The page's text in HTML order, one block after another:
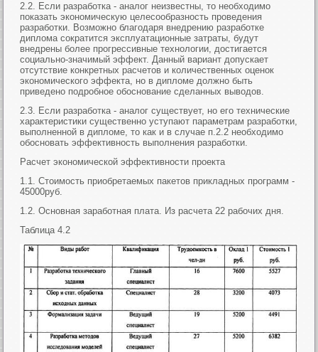
2.2. Если разработка - аналог неизвестны, то необходимо
показать экономическую целесообразность проведения
разработки. Возможно благодаря внедрению разработке
диплома сократится эксплуатационные затраты, будут
внедрены более прогрессивные технологии, достигается
социально-значимый эффект. Данный вариант допускает
отсутствие конкретных расчетов и количественных оценок
экономического эффекта, но в дипломе должно быть
приведено подробное обоснование сделанных выводов.
2.3. Если разработка - аналог существует, но его технические
характеристики существенно уступают параметрам разработки,
выполненной в дипломе, то как и в случае п.2.2 необходимо
обосновать эффективность выполнения разработки.
Расчет экономической эффективности проекта
1.1. Стоимость приобретаемых пакетов прикладных программ -
45000руб.
1.2. Основная заработная плата. Из расчета 22 рабочих дня.
Таблица 4.2